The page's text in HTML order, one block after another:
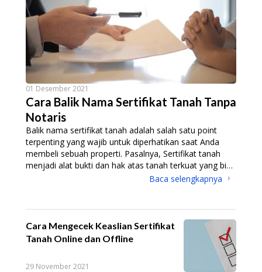
01 Desember 2021
Cara Balik Nama Sertifikat Tanah Tanpa
Notaris
Balik nama sertifikat tanah adalah salah satu point
terpenting yang wajib untuk diperhatikan saat Anda
membeli sebuah properti. Pasalnya, Sertifikat tanah
menjadi alat bukti dan hak atas tanah terkuat yang bisa
Anda andalkan saat menghadapi berbagai macam hal
Baca selengkapnya
Cara Mengecek Keaslian Sertifikat
Tanah Online dan Offline
29 November 2021